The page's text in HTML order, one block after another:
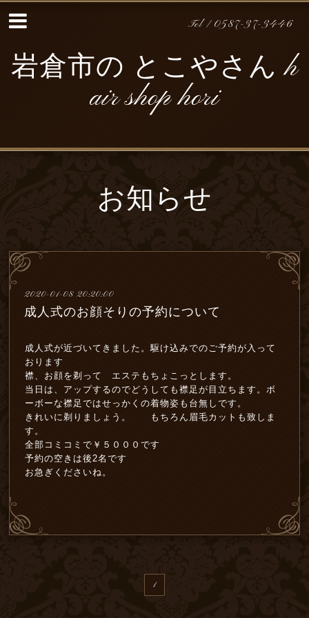
Tel / 0587-37-3446
岩倉市の とこやさん h
air shop hori
お知らせ
2020-01-08 20:20:00
成人式のお顔そりの予約について
成人式が近づいてきました。駆け込みでのご予約が入って
おります
襟、お顔を剃って エステもちょこっとします。
当日は、アップするのでどうしても襟足が目立ちます。ボ
ーボーな襟足ではせっかくの着物姿も台無しです。
きれいに剃りましょう。 もちろん眉毛カットも致しま
す。
全部コミコミで￥５０００です
予約の空きは後2名です
お急ぎくださいね。
1